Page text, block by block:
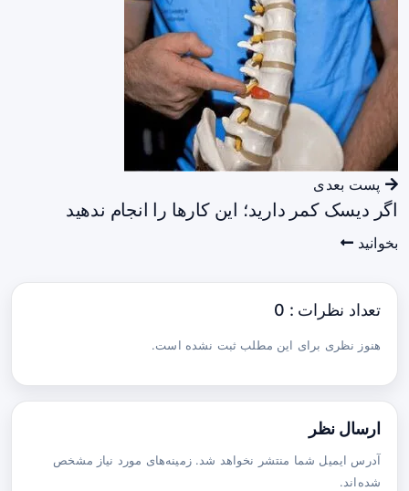
پست بعدی
اگر دیسک کمر دارید؛ این کارها را انجام ندهید
بخوانید
تعداد نظرات : 0
هنوز نظری برای این مطلب ثبت نشده است.
ارسال نظر
آدرس ایمیل شما منتشر نخواهد شد. زمینه‌های مورد نیاز مشخص
شده‌اند.